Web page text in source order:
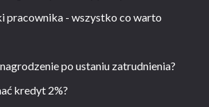
pracownika - wszystko co warto
po ustaniu zatrudnienia?
kredyt 2%?